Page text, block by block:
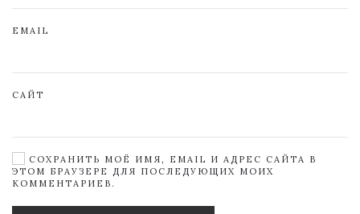
EMAIL
САЙТ
СОХРАНИТЬ МОЁ ИМЯ, EMAIL И АДРЕС САЙТА В
ЭТОМ БРАУЗЕРЕ ДЛЯ ПОСЛЕДУЮЩИХ МОИХ
КОММЕНТАРИЕВ.